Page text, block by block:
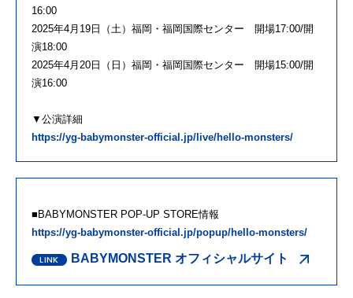
16:00
2025年4月19日（土）福岡・福岡国際センター 開場17:00/開
演18:00
2025年4月20日（日）福岡・福岡国際センター 開場15:00/開
演16:00
▼公演詳細
https://yg-babymonster-official.jp/live/hello-monsters/
■BABYMONSTER POP-UP STORE情報
https://yg-babymonster-official.jp/popup/hello-monsters/
BABYMONSTER オフィシャルサイト